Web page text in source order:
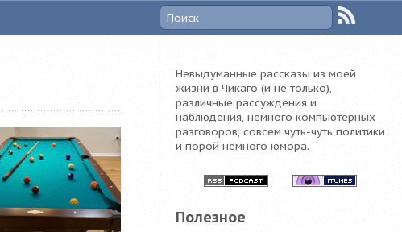
Невыдуманные рассказы из моей
жизни в Чикаго (и не только),
различные рассуждения и
наблюдения, немного компьютерных
разговоров, совсем чуть-чуть политики
и порой немного юмора.
Полезное